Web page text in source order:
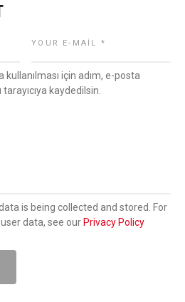
için adım, e-posta
kaydedilsin.
is being collected and stored. For
data, see our Privacy Policy